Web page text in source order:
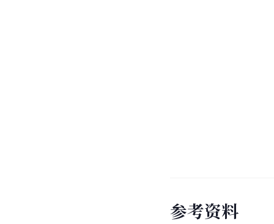
参考资料